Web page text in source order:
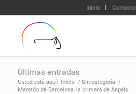
Inicio Contacto
Últimas entradas
Usted está aquí: Inicio / Sin categoría /
Maratón de Barcelona: la primera de Àngels